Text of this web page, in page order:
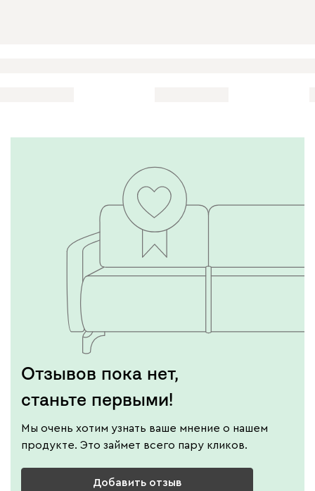
Отзывов пока нет,
станьте первыми!
Мы очень хотим узнать ваше мнение о нашем
продукте. Это займет всего пару кликов.
Добавить отзыв